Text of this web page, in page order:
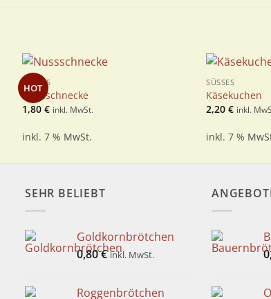
HOT
SÜSSES
Nussschnecke
1,80€ inkl. MwSt.
inkl. 7 % MwSt.
SÜSSES
Käsekuchen
2,20€ inkl.
inkl. 7 %
SEHR BELIEBT
Goldkornbrötchen
0,80€ inkl. MwSt.
Roggenbrötchen